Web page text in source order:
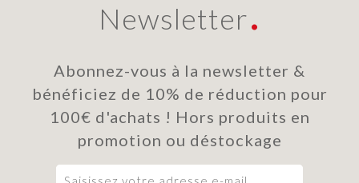
Newsletter
Abonnez-vous à la newsletter &
bénéficiez de 10% de réduction pour
100€ d'achats ! Hors produits en
promotion ou déstockage